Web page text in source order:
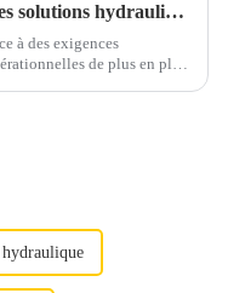
Des solutions hydrauliques personnalisées pour chaque défi : Winner Hydraulics offre précision et fiabilité
à des exigences
de plus en plus